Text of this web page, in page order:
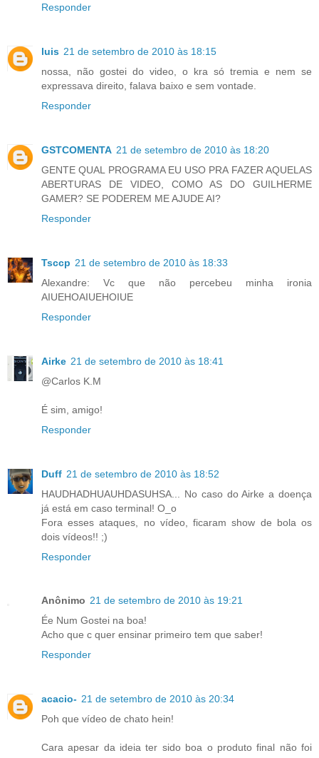
Responder
luis 21 de setembro de 2010 às 18:15
nossa, não gostei do video, o kra só tremia e nem se
expressava direito, falava baixo e sem vontade.
Responder
GSTCOMENTA 21 de setembro de 2010 às 18:20
GENTE QUAL PROGRAMA EU USO PRA FAZER AQUELAS
ABERTURAS DE VIDEO, COMO AS DO GUILHERME
GAMER? SE PODEREM ME AJUDE AI?
Responder
Tsccp 21 de setembro de 2010 às 18:33
Alexandre: Vc que não percebeu minha ironia
AIUEHOAIUEHOIUE
Responder
Airke 21 de setembro de 2010 às 18:41
@Carlos K.M
É sim, amigo!
Responder
Duff 21 de setembro de 2010 às 18:52
HAUDHADHUAUHDASUHSA... No caso do Airke a doença
já está em caso terminal! O_o
Fora esses ataques, no vídeo, ficaram show de bola os
dois vídeos!! ;)
Responder
Anônimo 21 de setembro de 2010 às 19:21
Ée Num Gostei na boa!
Acho que c quer ensinar primeiro tem que saber!
Responder
acacio- 21 de setembro de 2010 às 20:34
Poh que vídeo de chato hein!
Cara apesar da ideia ter sido boa o produto final não foi